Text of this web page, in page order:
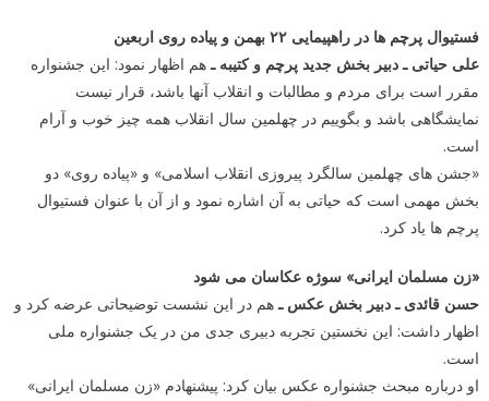
فستیوال پرچم ها در راهپیمایی ۲۲ بهمن و پیاده روی اربعین
علی حیاتی ـ دبیر بخش جدید پرچم و کتیبه ـهم اظهار نمود: این جشنواره
مقرر است برای مردم و مطالبات و انقلاب آنها باشد، قرار نیست
نمایشگاهی باشد و بگوییم در چهلمین سال انقلاب همه چیز خوب و آرام
است.
«جشن های چهلمین سالگرد پیروزی انقلاب اسلامی» و «پیاده روی» دو
بخش مهمی است که حیاتی به آن اشاره نمود و از آن با عنوان فستیوال
پرچم ها یاد کرد.
«زن مسلمان ایرانی» سوژه عکاسان می شود
حسن قائدی ـ دبیر بخش عکس ـهم در این نشست توضیحاتی عرضه کرد و
اظهار داشت: این نخستین تجربه دبیری جدی من در یک جشنواره ملی
است.
او درباره مبحث جشنواره عکس بیان کرد: پیشنهادم «زن مسلمان ایرانی»